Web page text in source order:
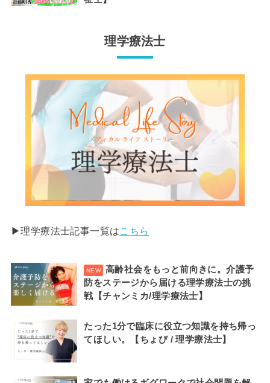
理学療法士
▶︎理学療法士記事一覧はこちら
高齢社会をもっと前向きに。介護予
防をステージから届ける理学療法士の挑
戦【チャンミカ/理学療法士】
たった1分で臨床に役立つ知識を持ち帰っ
てほしい。【ちょび / 理学療法士】